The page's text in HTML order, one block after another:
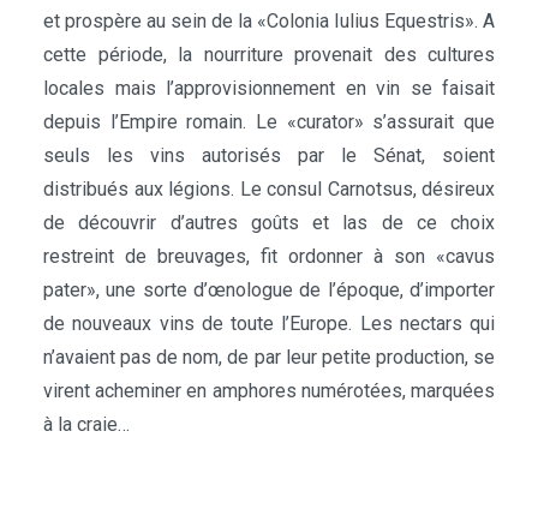
et prospère au sein de la «Colonia Iulius Equestris». A
cette période, la nourriture provenait des cultures
locales mais l’approvisionnement en vin se faisait
depuis l’Empire romain. Le «curator» s’assurait que
seuls les vins autorisés par le Sénat, soient
distribués aux légions. Le consul Carnotsus, désireux
de découvrir d’autres goûts et las de ce choix
restreint de breuvages, fit ordonner à son «cavus
pater», une sorte d’œnologue de l’époque, d’importer
de nouveaux vins de toute l’Europe. Les nectars qui
n’avaient pas de nom, de par leur petite production, se
virent acheminer en amphores numérotées, marquées
à la craie…